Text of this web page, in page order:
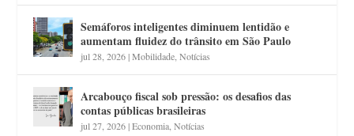
Semáforos inteligentes diminuem lentidão e
aumentam fluidez do trânsito em São Paulo
jul 28, 2026|Mobilidade ,Notícias
Arcabouço fiscal sob pressão: os desafios das
contas públicas brasileiras
jul 27, 2026|Economia ,Notícias